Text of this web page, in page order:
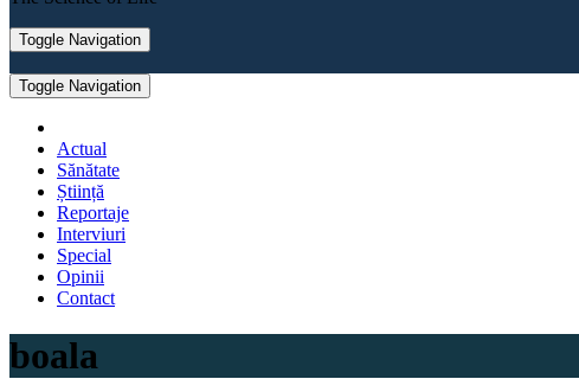
Toggle Navigation
Toggle Navigation
Actual
Sănătate
Știință
Reportaje
Interviuri
Special
Opinii
Contact
boala